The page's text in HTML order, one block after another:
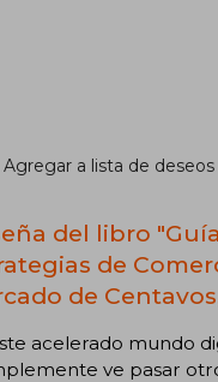
Agregar a lista de deseos
del libro
de
de
acelerado mundo
ve pasar